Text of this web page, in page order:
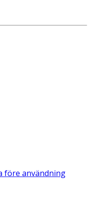
före användning